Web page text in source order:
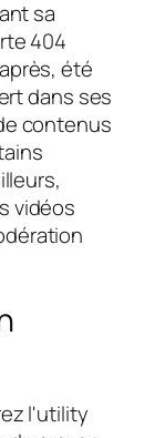
sa
404
été
dans ses
contenus
vidéos
l'utility